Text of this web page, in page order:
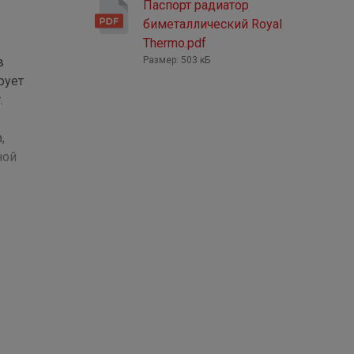
Паспорт радиатор
биметаллический Royal
Thermo.pdf
Размер: 503 кБ